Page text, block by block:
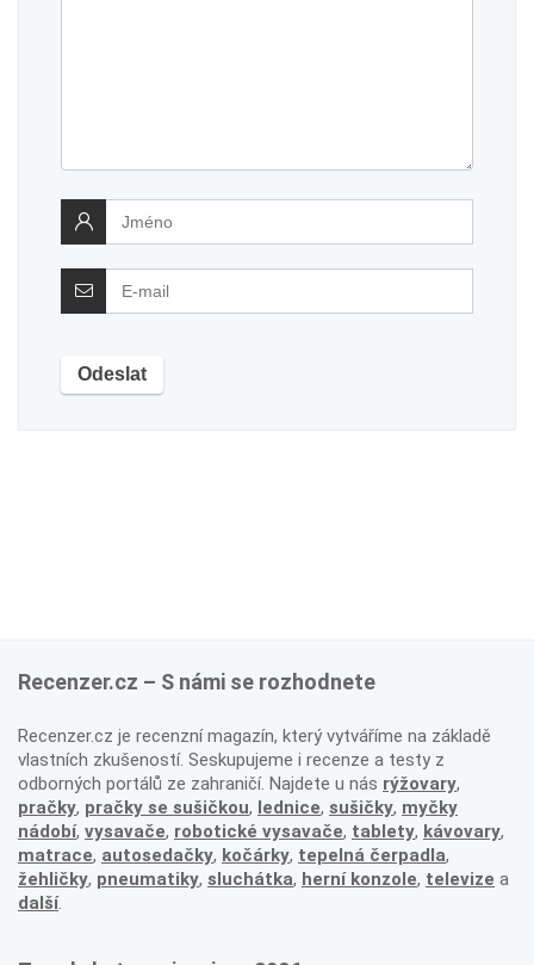
Recenzer.cz – S námi se rozhodnete
Recenzer.cz je recenzní magazín, který vytváříme na základě
vlastních zkušeností. Seskupujeme i recenze a testy z
odborných portálů ze zahraničí. Najdete u nás rýžovary,
pračky, pračky se sušičkou, lednice, sušičky, myčky
nádobí, vysavače, robotické vysavače, tablety, kávovary,
matrace, autosedačky, kočárky, tepelná čerpadla,
žehličky, pneumatiky, sluchátka, herní konzole, televize a
další.